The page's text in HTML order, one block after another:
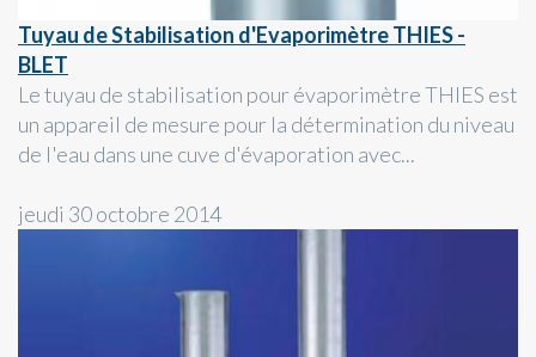
Tuyau de Stabilisation d'Evaporimètre THIES -
BLET
Le tuyau de stabilisation pour évaporimètre THIES est
un appareil de mesure pour la détermination du niveau
de l'eau dans une cuve d'évaporation avec...
jeudi 30 octobre 2014